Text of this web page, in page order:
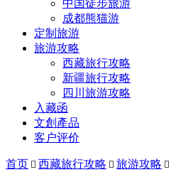
中国徒步旅游
成都熊猫游
定制旅游
旅游攻略
西藏旅行攻略
新疆旅行攻略
四川旅游攻略
入藏函
文創產品
客户评价
首页  西藏旅行攻略  旅游攻略 